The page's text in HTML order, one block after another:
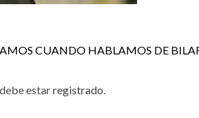
CUANDO HABLAMOS DE
estarregistrado.